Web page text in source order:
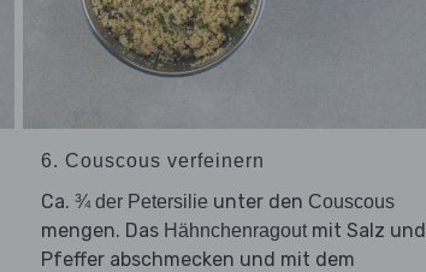
6. Couscous verfeinern
Ca. ¾ der Petersilie unter den Couscous
mengen. Das Hähnchenragout mit Salz und
Pfeffer abschmecken und mit dem